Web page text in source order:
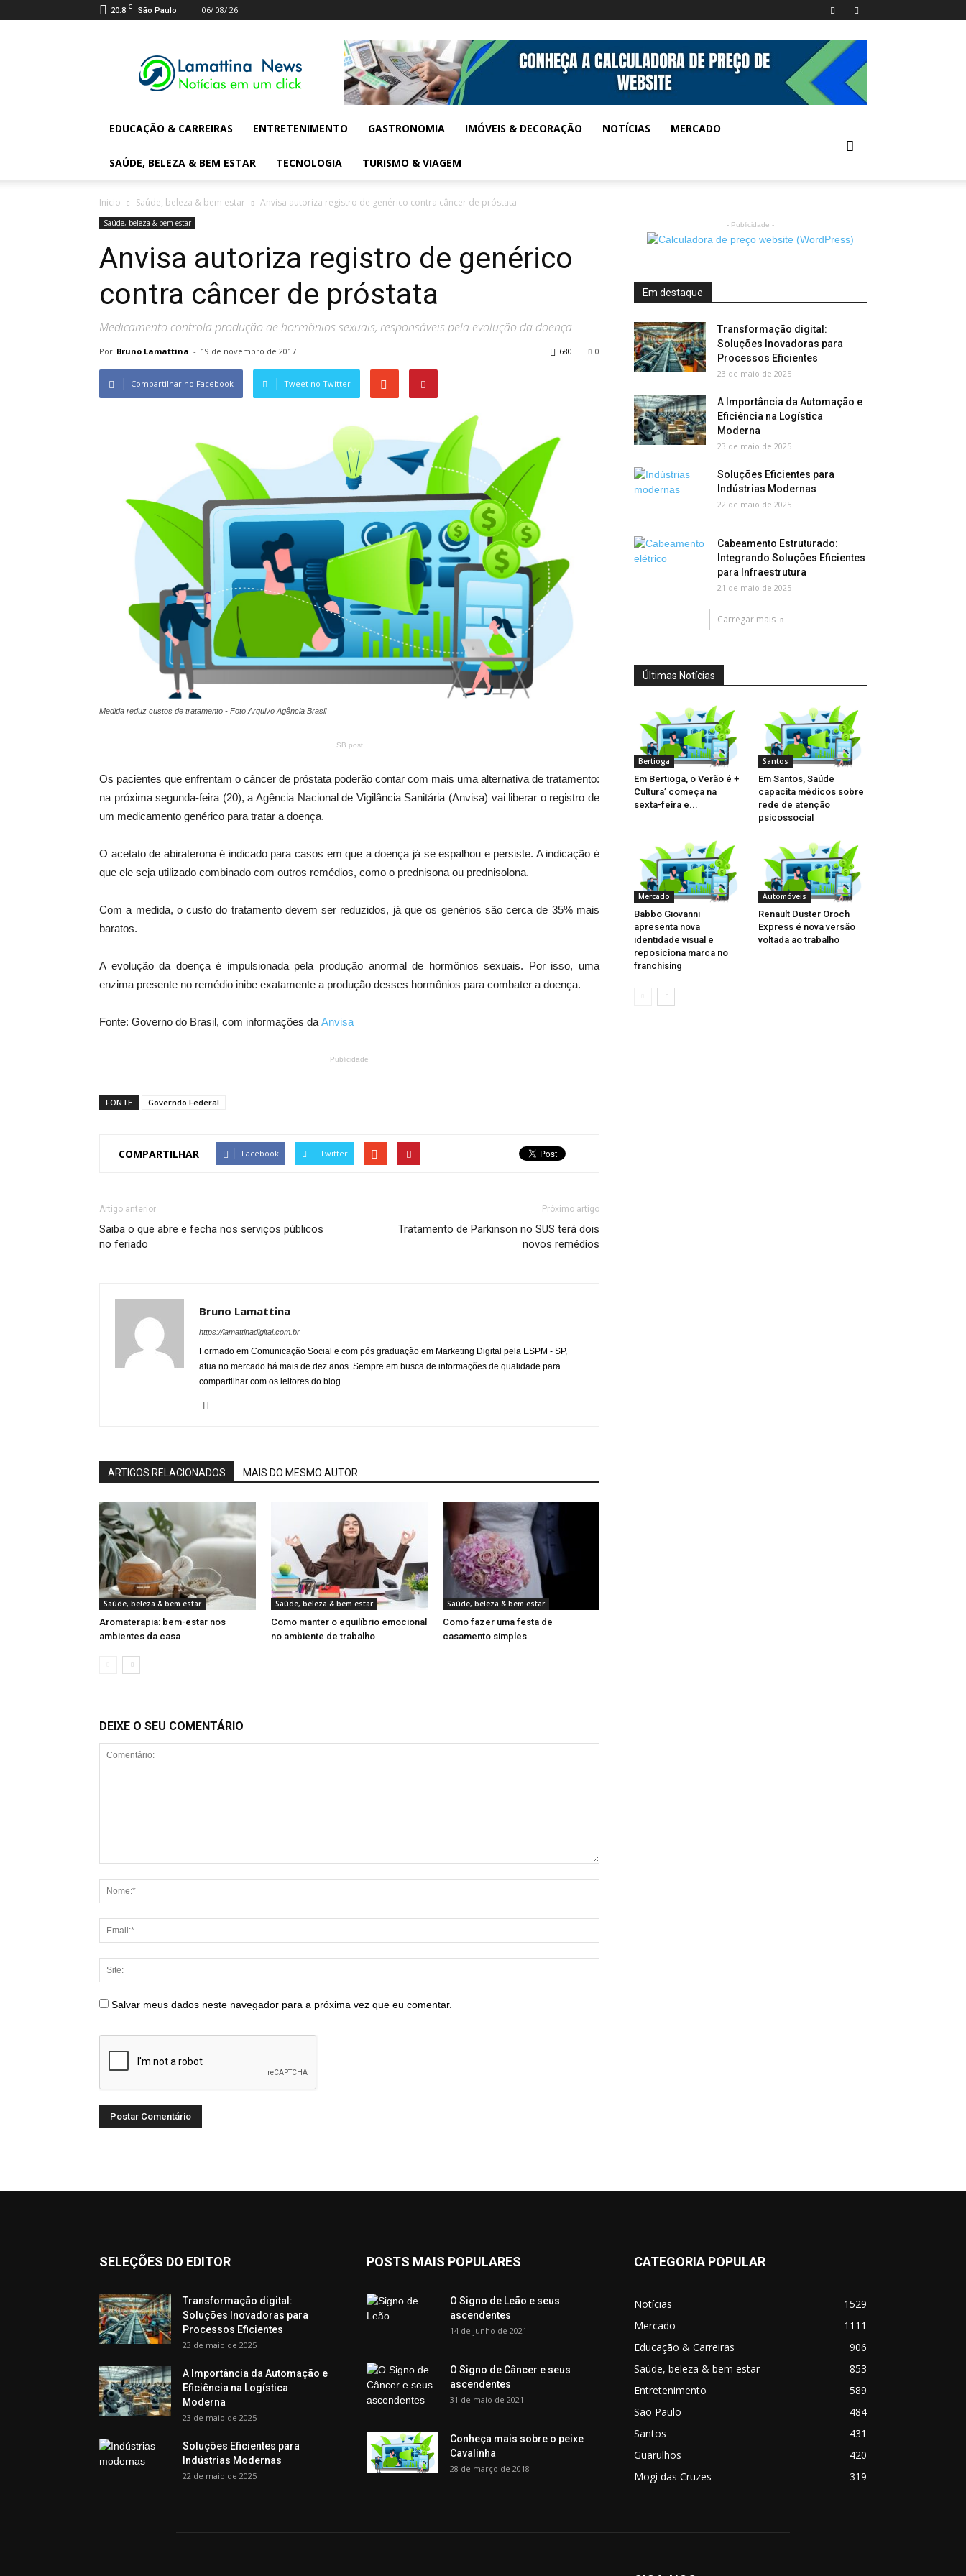
20.8 C São Paulo 06/ 08/ 26
Digital
News
EDUCAÇÃO & CARREIRAS ENTRETENIMENTO GASTRONOMIA IMÓVEIS & DECORAÇÃO NOTÍCIAS MERCADO
SAÚDE, BELEZA & BEM ESTAR TECNOLOGIA TURISMO & VIAGEM
Inicio Saúde, beleza & bem estar Anvisa autoriza registro de genérico contra câncer de próstata
Saúde, beleza & bem estar
Anvisa autoriza registro de genérico
contra câncer de próstata
Medicamento controla produção de hormônios sexuais, responsáveis pela evolução da doença
Por Bruno Lamattina - 19 de novembro de 2017 0
680
Compartilhar no Facebook Tweet no Twitter
Medida reduz custos de tratamento - Foto Arquivo Agência Brasil
SB post
Os pacientes que enfrentam o câncer de próstata poderão contar com mais uma alternativa de tratamento:
na próxima segunda-feira (20), a Agência Nacional de Vigilância Sanitária (Anvisa) vai liberar o registro de
um medicamento genérico para tratar a doença.
O acetato de abiraterona é indicado para casos em que a doença já se espalhou e persiste. A indicação é
que ele seja utilizado combinado com outros remédios, como o prednisona ou prednisolona.
Com a medida, o custo do tratamento devem ser reduzidos, já que os genérios são cerca de 35% mais
baratos.
A evolução da doença é impulsionada pela produção anormal de hormônios sexuais. Por isso, uma
enzima presente no remédio inibe exatamente a produção desses hormônios para combater a doença.
Fonte: Governo do Brasil, com informações da Anvisa
Publicidade
FONTE Governdo Federal
COMPARTILHAR Facebook Twitter
Artigo anterior
Saiba o que abre e fecha nos serviços públicos
no feriado
Próximo artigo
Tratamento de Parkinson no SUS terá dois
novos remédios
Bruno Lamattina
https://lamattinadigital.com.br
Formado em Comunicação Social e com pós graduação em Marketing Digital pela ESPM - SP,
atua no mercado há mais de dez anos. Sempre em busca de informações de qualidade para
compartilhar com os leitores do blog.
ARTIGOS RELACIONADOS MAIS DO MESMO AUTOR
Saúde, beleza & bem estar
Aromaterapia: bem-estar nos
ambientes da casa
Saúde, beleza & bem estar
Como manter o equilíbrio emocional
no ambiente de trabalho
Saúde, beleza & bem estar
Como fazer uma festa de
casamento simples
DEIXE O SEU COMENTÁRIO
Salvar meus dados neste navegador para a próxima vez que eu comentar.
- Publicidade -
Em destaque
Transformação digital:
Soluções Inovadoras para
Processos Eficientes
23 de maio de 2025
A Importância da Automação e
Eficiência na Logística
Moderna
23 de maio de 2025
Soluções Eficientes para
Indústrias Modernas
22 de maio de 2025
Cabeamento Estruturado:
Integrando Soluções Eficientes
para Infraestrutura
21 de maio de 2025
Carregar mais
Últimas Notícias
Bertioga
Em Bertioga, o Verão é +
Cultura’ começa na
sexta-feira e...
Santos
Em Santos, Saúde
capacita médicos sobre
rede de atenção
psicossocial
Mercado
Babbo Giovanni
apresenta nova
identidade visual e
reposiciona marca no
franchising
Automóveis
Renault Duster Oroch
Express é nova versão
voltada ao trabalho
SELEÇÕES DO EDITOR
Transformação digital:
Soluções Inovadoras para
Processos Eficientes
23 de maio de 2025
A Importância da Automação e
Eficiência na Logística
Moderna
23 de maio de 2025
Soluções Eficientes para
Indústrias Modernas
22 de maio de 2025
POSTS MAIS POPULARES
O Signo de Leão e seus
ascendentes
14 de junho de 2021
O Signo de Câncer e seus
ascendentes
31 de maio de 2021
Conheça mais sobre o peixe
Cavalinha
28 de março de 2018
CATEGORIA POPULAR
Notícias
1529
Mercado
1111
Educação & Carreiras
906
Saúde, beleza & bem estar
853
Entretenimento
589
São Paulo
484
Santos
431
Guarulhos
420
Mogi das Cruzes
319